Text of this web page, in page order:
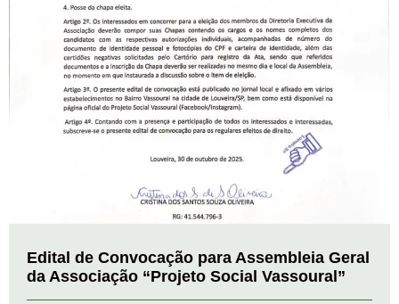
Edital de Convocação para Assembleia Geral
da Associação “Projeto Social Vassoural”